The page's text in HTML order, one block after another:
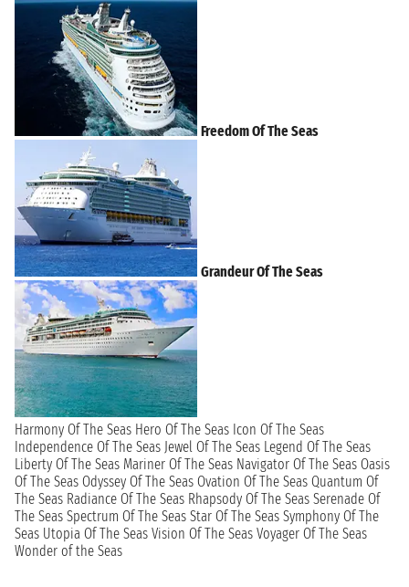
Freedom Of The Seas
Grandeur Of The Seas
Harmony Of The Seas Hero Of The Seas Icon Of The Seas
Independence Of The Seas Jewel Of The Seas Legend Of The Seas
Liberty Of The Seas Mariner Of The Seas Navigator Of The Seas Oasis
Of The Seas Odyssey Of The Seas Ovation Of The Seas Quantum Of
The Seas Radiance Of The Seas Rhapsody Of The Seas Serenade Of
The Seas Spectrum Of The Seas Star Of The Seas Symphony Of The
Seas Utopia Of The Seas Vision Of The Seas Voyager Of The Seas
Wonder of the Seas